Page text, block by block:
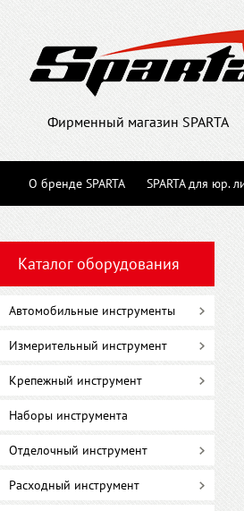
Фирменный магазин SPARTA
О бренде SPARTA SPARTA для юр.
Каталог оборудования
Автомобильные инструменты
Измерительный инструмент
Крепежный инструмент
Наборы инструмента
Отделочный инструмент
Расходный инструмент